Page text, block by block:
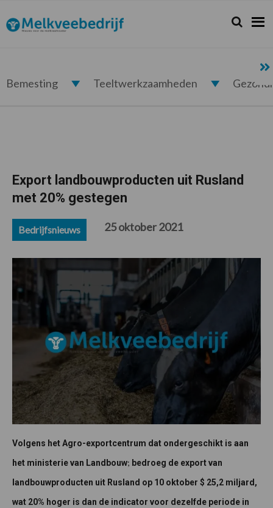
de
hoofdnavigatie
de
hoofd
de
eerste
de
voettekst
Melkveebedrijf.nl Zoeken...
Zoek
Bemesting Teeltwerkzaamheden
Export landbouwproducten uit Rusland
met 20% gestegen
Bedrijfsnieuws 25 oktober 2021
Volgens het Agro-exportcentrum dat ondergeschikt is aan
het ministerie van Landbouw; bedroeg de export van
landbouwproducten uit Rusland op 10 oktober $ 25,2 miljard,
wat 20% hoger is dan de indicator voor dezelfde periode in